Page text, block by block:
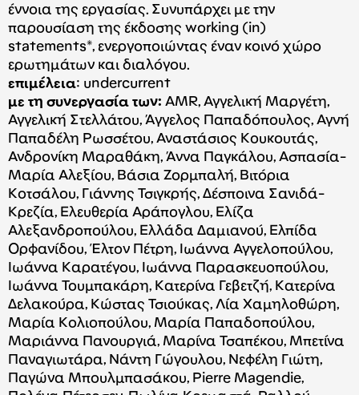
έννοια της εργασίας. Συνυπάρχει με την
παρουσίαση της έκδοσης working (in)
statements*, ενεργοποιώντας έναν κοινό χώρο
ερωτημάτων και διαλόγου.
επιμέλεια: undercurrent
με τη συνεργασία των: ΑMR, Αγγελική Μαργέτη,
Αγγελική Στελλάτου, Άγγελος Παπαδόπουλος, Αγνή
Παπαδέλη Ρωσσέτου, Αναστάσιος Κουκουτάς,
Ανδρονίκη Μαραθάκη, Άννα Παγκάλου, Ασπασία-
Μαρία Αλεξίου, Βάσια Ζορμπαλή, Βιτόρια
Κοτσάλου, Γιάννης Τσιγκρής, Δέσποινα Σανιδά-
Κρεζία, Ελευθερία Αράπογλου, Ελίζα
Αλεξανδροπούλου, Ελλάδα Δαμιανού, Ελπίδα
Ορφανίδου, Έλτον Πέτρη, Ιωάννα Αγγελοπούλου,
Ιωάννα Καρατέγου, Ιωάννα Παρασκευοπούλου,
Ιωάννα Τουμπακάρη, Κατερίνα Γεβετζή, Κατερίνα
Δελακούρα, Κώστας Τσιούκας, Λία Χαμηλοθώρη,
Μαρία Κολιοπούλου, Μαρία Παπαδοπούλου,
Μαριάννα Πανουργιά, Μαρίνα Τσαπέκου, Μπετίνα
Παναγιωτάρα, Νάντη Γώγουλου, Νεφέλη Γιώτη,
Παγώνα Μπουλμπασάκου, Pierre Magendie,